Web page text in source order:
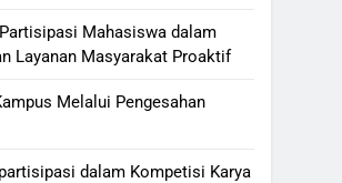
Mahasiswa dalam
Layanan Masyarakat Proaktif
Melalui Pengesahan
dalam Kompetisi Karya